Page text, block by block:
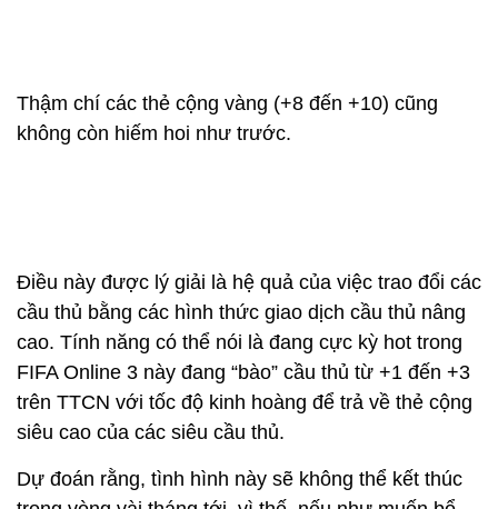
Thậm chí các thẻ cộng vàng (+8 đến +10) cũng
không còn hiếm hoi như trước.
Điều này được lý giải là hệ quả của việc trao đổi các
cầu thủ bằng các hình thức giao dịch cầu thủ nâng
cao. Tính năng có thể nói là đang cực kỳ hot trong
FIFA Online 3 này đang “bào” cầu thủ từ +1 đến +3
trên TTCN với tốc độ kinh hoàng để trả về thẻ cộng
siêu cao của các siêu cầu thủ.
Dự đoán rằng, tình hình này sẽ không thể kết thúc